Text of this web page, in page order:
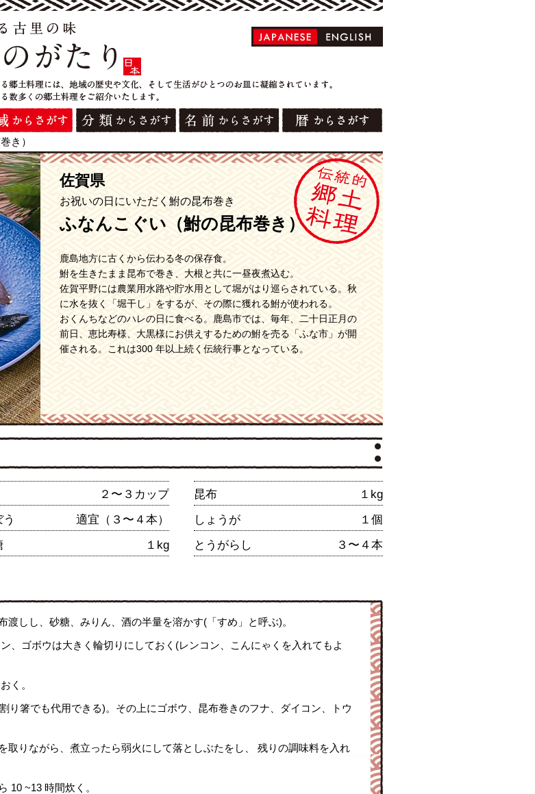
き）
佐賀県
お祝いの日にいただく鮒の昆布巻き
ふなんこぐい（鮒の昆布巻き）
鹿島地方に古くから伝わる冬の保存食。
鮒を生きたまま昆布で巻き、大根と共に一昼夜煮込む。
佐賀平野には農業用水路や貯水用として堀がはり巡らされている。秋
に水を抜く「堀干し」をするが、その際に獲れる鮒が使われる。
おくんちなどのハレの日に食べる。鹿島市では、毎年、二十日正月の
前日、恵比寿様、大黒様にお供えするための鮒を売る「ふな市」が開
催される。これは300 年以上続く伝統行事となっている。
２〜３カップ 昆布
１kg
適宜（３〜４本） しょうが
１個
１kg とうがらし
３〜４本
渡しし、砂糖、みりん、酒の半量を溶かす(「すめ」と呼ぶ)。
、ゴボウは大きく輪切りにしておく(レンコン、こんにゃくを入れてもよ
く。
り箸でも代用できる)。その上にゴボウ、昆布巻きのフナ、ダイコン、トウ
取りながら、煮立ったら弱火にして落としぶたをし、 残りの調味料を入れ
10 ~13 時間炊く。